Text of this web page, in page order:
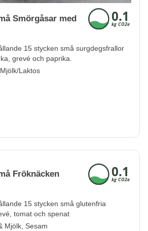
Smörgåsar med
15 stycken små surgdegsfrallor
grevé och paprika.
Laktos
Fröknäcken
15 stycken små glutenfria
tomat och spenat
Mjölk, Sesam